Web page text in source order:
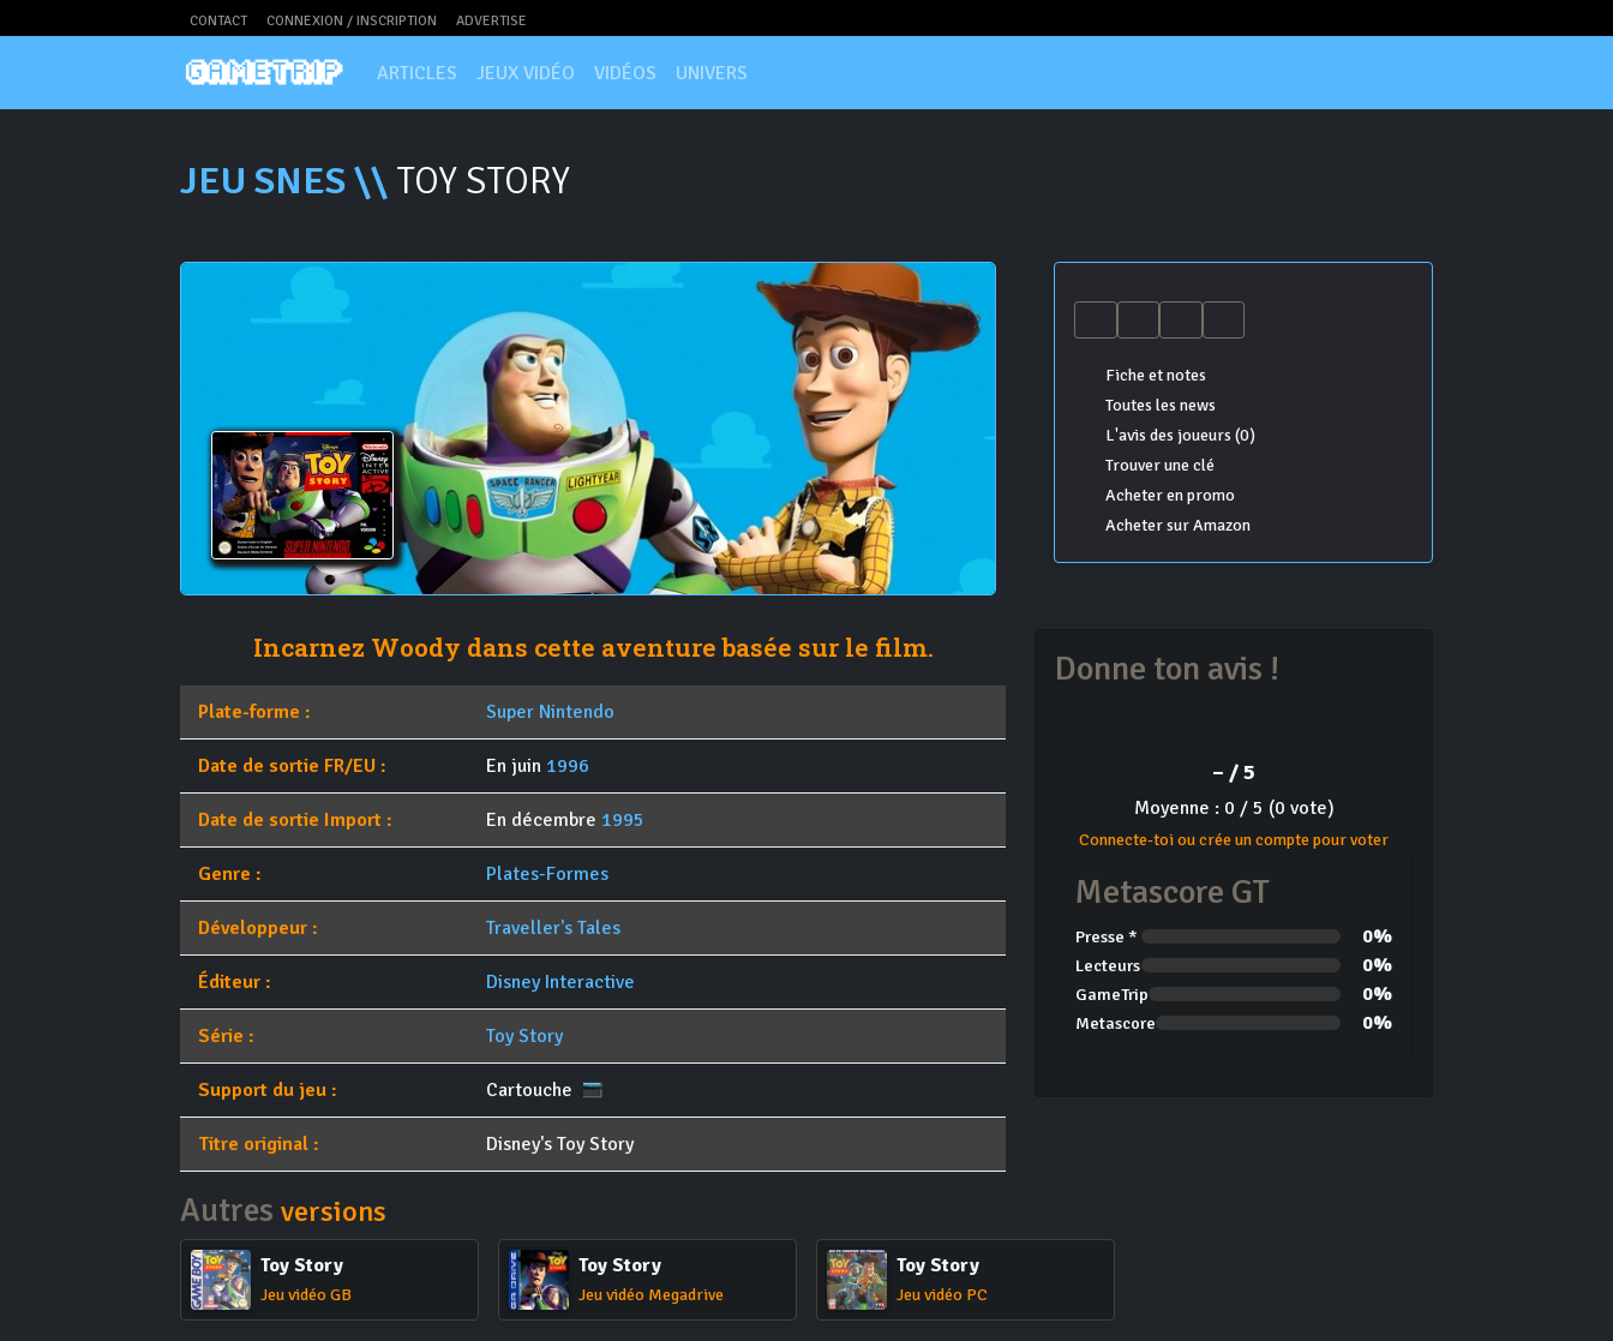
CONTACT CONNEXION / INSCRIPTION ADVERTISE
ARTICLES JEUX VIDÉO VIDÉOS UNIVERS
JEU SNES \\ TOY STORY
Fiche et notes
Toutes les news
L'avis des joueurs (0)
Trouver une clé
Acheter en promo
Acheter sur Amazon
Incarnez Woody dans cette aventure basée sur le film.
Plate-forme : Super Nintendo
Date de sortie FR/EU : En juin 1996
Date de sortie Import : En décembre 1995
Genre : Plates-Formes
Développeur : Traveller's Tales
Éditeur : Disney Interactive
Série : Toy Story
Support du jeu : Cartouche
Titre original : Disney's Toy Story
Donne ton avis !
– / 5
Moyenne : 0 / 5 (0 vote)
Connecte-toi ou crée un compte pour voter
Metascore GT
Presse * 0%
Lecteurs 0%
GameTrip 0%
Metascore 0%
Autres versions
Toy Story
Jeu vidéo GB
Toy Story
Jeu vidéo Megadrive
Toy Story
Jeu vidéo PC